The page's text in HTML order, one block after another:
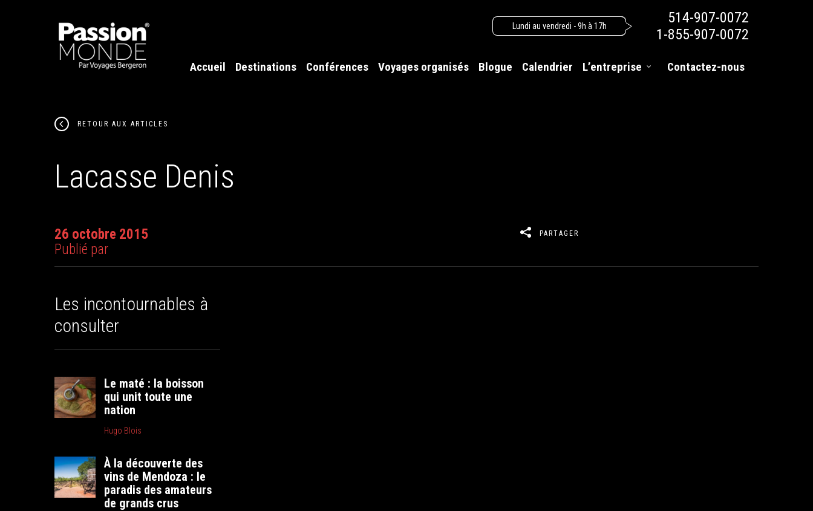
Lundi au vendredi - 9h à 17h
514-907-0072
1-855-907-0072
Accueil Destinations Conférences Voyages organisés Blogue Calendrier L’entreprise Contactez-nous
RETOUR AUX ARTICLES
Lacasse Denis
26 octobre 2015
Publié par
PARTAGER
Les incontournables à
consulter
Le maté : la boisson
qui unit toute une
nation
Hugo Blois
À la découverte des
vins de Mendoza : le
paradis des amateurs
de grands crus